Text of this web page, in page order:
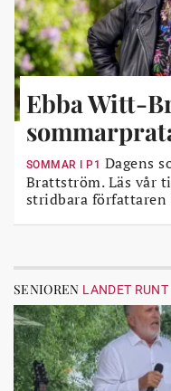
Ebba Witt-
SOMMAR I P1 Dagens
Brattström. Läs vår
stridbara författaren
SENIOREN LANDET RUNT